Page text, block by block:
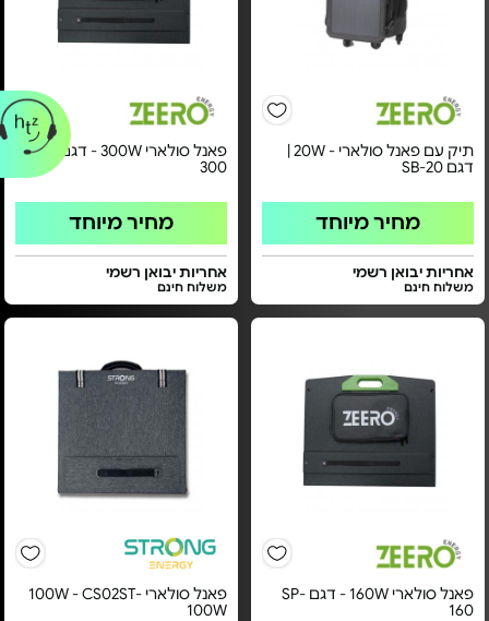
תיק עם פאנל סולארי - 20W |
דגם SB-20
מחיר מיוחד
אחריות יבואן רשמי
משלוח חינם
פאנל סולארי 300W - דגם SP-
300
מחיר מיוחד
אחריות יבואן רשמי
משלוח חינם
פאנל סולארי 160W - דגם SP-
160
פאנל סולארי 100W - CS02ST-
100W